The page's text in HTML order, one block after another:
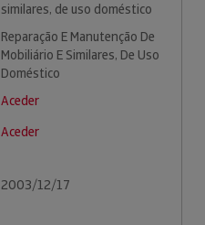
similares, de uso doméstico
Reparação E Manutenção De
Mobiliário E Similares, De Uso
Doméstico
Aceder
Aceder
2003/12/17